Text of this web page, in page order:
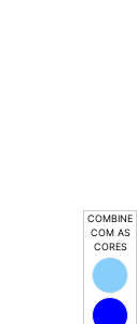
COMBINE
COM AS
CORES